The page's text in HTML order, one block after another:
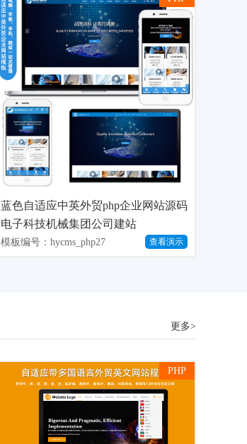
蓝色自适应中英外贸php企业网站源码
电子科技机械集团公司建站
模板编号：hycms_php27 查看演示
更多>
PHP